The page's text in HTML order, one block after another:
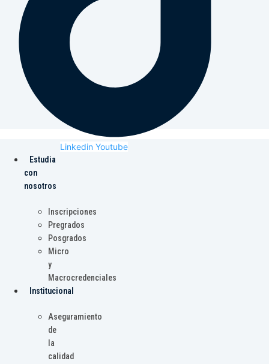
Linkedin Youtube
Estudia
con
nosotros
Inscripciones
Pregrados
Posgrados
Micro
y
Macrocredenciales
Institucional
Aseguramiento
de
la
calidad